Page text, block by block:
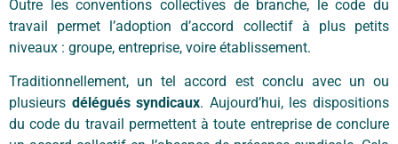
Outre les conventions collectives de branche, le code du
travail permet l’adoption d’accord collectif à plus petits
niveaux : groupe, entreprise, voire établissement.
Traditionnellement, un tel accord est conclu avec un ou
plusieurs délégués syndicaux. Aujourd’hui, les dispositions
du code du travail permettent à toute entreprise de conclure